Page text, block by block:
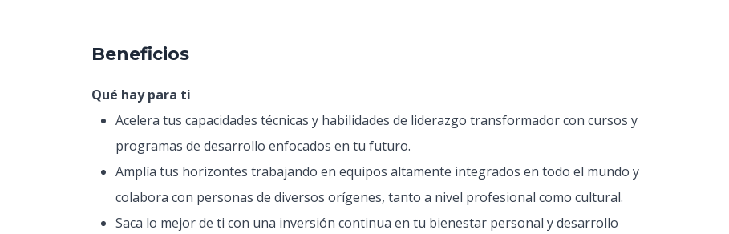
Beneficios
​Qué hay para ti
Acelera tus capacidades técnicas y habilidades de liderazgo transformador con cursos y
programas de desarrollo enfocados en tu futuro.
Amplía tus horizontes trabajando en equipos altamente integrados en todo el mundo y
colabora con personas de diversos orígenes, tanto a nivel profesional como cultural.
Saca lo mejor de ti con una inversión continua en tu bienestar personal y desarrollo